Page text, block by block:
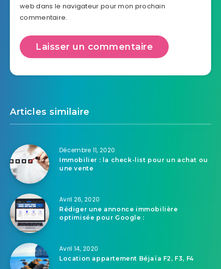
web dans le navigateur pour mon prochain
commentaire.
Articles similaire
Décembre 11, 2020
Immobilier : la check-list pour un achat ou
une vente
Avril 26, 2020
Rédiger une annonce immobilière
optimisée pour Google :
Avril 14, 2020
Location appartement Béjaïa F2, F3, F4